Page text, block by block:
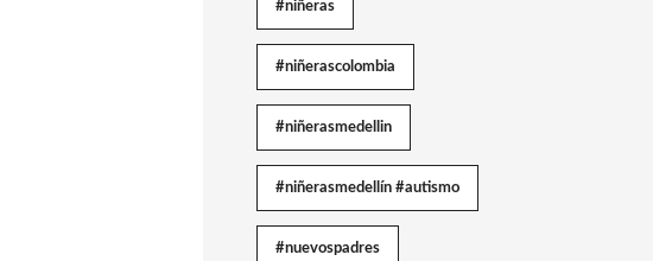
#niñeras
#niñerascolombia
#niñerasmedellin
#niñerasmedellín #autismo
#nuevospadres